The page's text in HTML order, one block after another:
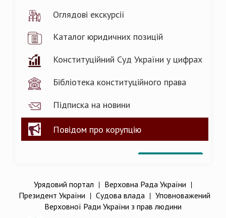
Оглядові екскурсії
Каталог юридичних позицій
Конституційний Суд України у цифрах
Бібліотека конституційного права
Підписка на новини
Повідом про корупцію
Урядовий портал | Верховна Рада України |
Президент України | Судова влада| Уповноважений
Верховної Ради України з прав людини